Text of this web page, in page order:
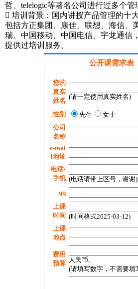
哲、telelogic等著名公司进行过多个管
 培训背景：国内讲授产品管理的十
包括方正集团、康佳、联想、海信、
瑞、中国移动、中国电信、宇龙通信
提供过培训服务。
公开课需求表
您的
真实
姓名
(请一定使用真实姓名)
性别 先生
女士
公司
名称
e-mai
l地址
电话/
手机 (电话请带上区号，谢谢)
qq
上课
时间 (时间格式2025-03-12)
上课
地点
费用
预算 人民币。
(请填写数字，不需要填